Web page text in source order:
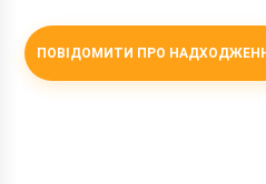
ПОВІДОМИТИ ПРО